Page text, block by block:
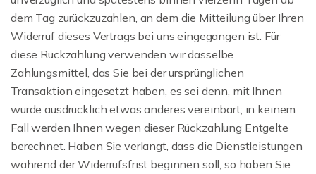
dem Tag zurückzuzahlen, an dem die Mitteilung über Ihren
Widerruf dieses Vertrags bei uns eingegangen ist. Für
diese Rückzahlung verwenden wir dasselbe
Zahlungsmittel, das Sie bei der ursprünglichen
Transaktion eingesetzt haben, es sei denn, mit Ihnen
wurde ausdrücklich etwas anderes vereinbart; in keinem
Fall werden Ihnen wegen dieser Rückzahlung Entgelte
berechnet. Haben Sie verlangt, dass die Dienstleistungen
während der Widerrufsfrist beginnen soll, so haben Sie